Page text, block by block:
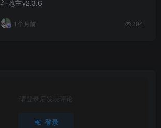
斗地主v2.3.6
1个月前 304
请登录后发表评论
登录